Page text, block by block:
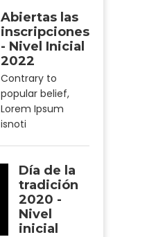
Abiertas las
inscripciones
- Nivel Inicial
2022
Contrary to
popular belief,
Lorem Ipsum
isnoti
Día de la
tradición
2020 -
Nivel
inicial